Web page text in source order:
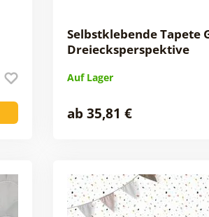
Selbstklebende Tapete
Dreiecksperspektive
Auf Lager
ab 35,81 €